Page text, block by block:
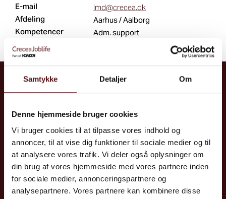
Samtykke Detaljer Om
Denne hjemmeside bruger cookies
Vi bruger cookies til at tilpasse vores indhold og
annoncer, til at vise dig funktioner til sociale medier og til
at analysere vores trafik. Vi deler også oplysninger om
din brug af vores hjemmeside med vores partnere inden
for sociale medier, annonceringspartnere og
analysepartnere. Vores partnere kan kombinere disse
E-mail
lmd@crecea.dk
Afdeling
Aarhus / Aalborg
Kompetencer
Adm. support
Kontakt
Tel: +45 70 10 86 00
E: info@joblife.dk
Tilmeld nyhedsbrev